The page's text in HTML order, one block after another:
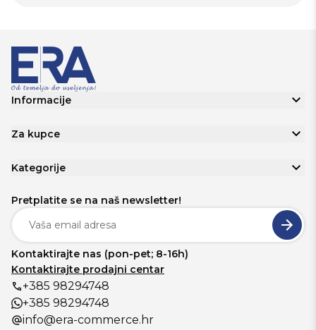
Informacije
Za kupce
Kategorije
Pretplatite se na naš newsletter!
Kontaktirajte nas (pon-pet; 8-16h)
Kontaktirajte prodajni centar
+385 98294748
+385 98294748
info@era-commerce.hr